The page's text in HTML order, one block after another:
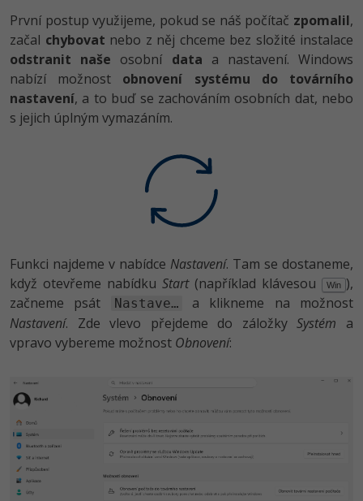
První postup využijeme, pokud se náš počítač zpomalil,
začal chybovat nebo z něj chceme bez složité instalace
odstranit naše osobní data a nastavení. Windows
nabízí možnost obnovení systému do továrního
nastavení, a to buď se zachováním osobních dat, nebo
s jejich úplným vymazáním.
Funkci najdeme v nabídce Nastavení. Tam se dostaneme,
když otevřeme nabídku Start(například klávesou Win ),
začneme psát
Nastave…
a klikneme na možnost
Nastavení. Zde vlevo přejdeme do záložkySystém a
vpravo vybereme možnost Obnovení: